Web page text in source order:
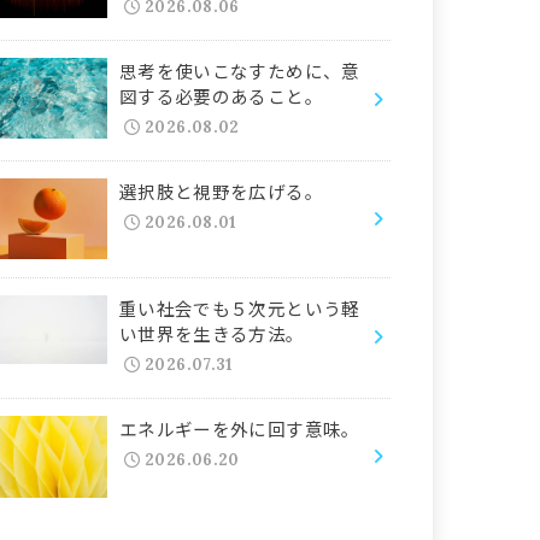
2026.08.06
思考を使いこなすために、意
図する必要のあること。
2026.08.02
選択肢と視野を広げる。
2026.08.01
重い社会でも５次元という軽
い世界を生きる方法。
2026.07.31
エネルギーを外に回す意味。
2026.06.20